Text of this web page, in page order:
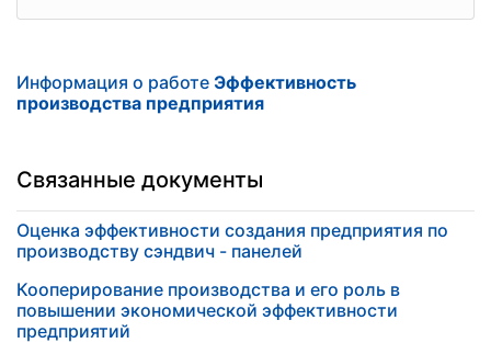
Информация о работе Эффективность
производства предприятия
Связанные документы
Оценка эффективности создания предприятия по
производству сэндвич - панелей
Кооперирование производства и его роль в
повышении экономической эффективности
предприятий